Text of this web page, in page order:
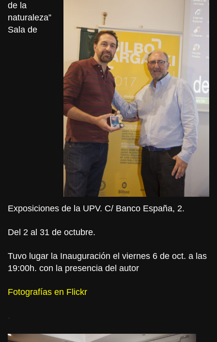
de la
naturaleza”
Sala de
Exposiciones de la UPV. C/ Banco España, 2.
Del 2 al 31 de octubre.
Tuvo lugar la Inauguración el viernes 6 de oct. a las
19:00h. con la presencia del autor
Fotografías en Flickr
.